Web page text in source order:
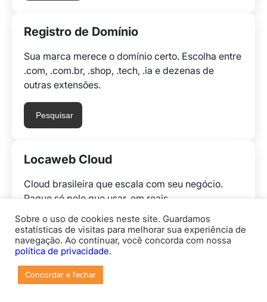
Registro de Domínio
Sua marca merece o domínio certo. Escolha entre
.com, .com.br, .shop, .tech, .ia e dezenas de
outras extensões.
Pesquisar
Locaweb Cloud
Cloud brasileira que escala com seu negócio.
Pague só pelo que usar, em reais.
Explorar
Sobre o uso de cookies neste site. Guardamos
estatísticas de visitas para melhorar sua experiência de
navegação. Ao continuar, você concorda com nossa
política de privacidade.
Concordar e fechar